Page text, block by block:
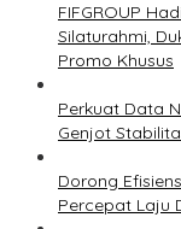
FIFGROUP
Silaturahmi,
Promo Khusus
Perkuat Data
Genjot
Dorong
Percepat Laju